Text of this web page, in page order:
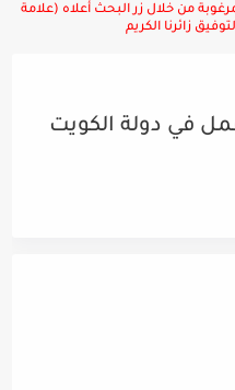
من خلال زر البحث أعلاه (علامة
زائرنا الكريم
فرصة عمل في دولة الكويت